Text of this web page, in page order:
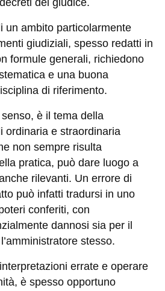
del giudice.
un ambito particolarmente
giudiziali, spesso redatti in
formule generali, richiedono
e una buona
di riferimento.
è il tema della
ordinaria e straordinaria
non sempre risulta
pratica, può dare luogo a
rilevanti. Un errore di
può infatti tradursi in uno
conferiti, con
dannosi sia per il
stesso.
errate e operare
è spesso opportuno